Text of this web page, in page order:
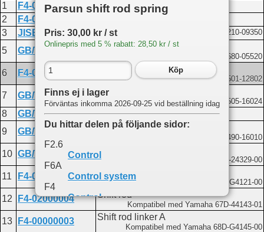
1
F4-00000007
Shift handle
2
F4-02010000
3
JISB2401-P9 O-RING Kompatibel med Yamaha 93210-09350
5 GB/T820-M5X20 Screw M5x20
Kompatibel med Yamaha 98680-05520
6 F4-02000003 Shift rod spring
Kompatibel med Yamaha 90501-12802
7 GB/T308-8 Steel ball 8
Kompatibel med Yamaha 93505-16024
8 GB/T5783-M5X25 Bolt M5x25
9
GB/T91-1.6X12 Cotter pin 1.6x12
Kompatibel med Yamaha 91490-16010
10 GB/T97.1-5 Washer 5
Kompatibel med Yamaha 6Y1-24329-00
11 F4-02000006 Shift rod lever
Kompatibel med Yamaha 68D-G4121-00
12 F4-02000004 Shift rod
Kompatibel med Yamaha 67D-44143-01
13 F4-00000003 Shift rod linker A
Kompatibel med Yamaha 68D-G4145-00
Parsun shift rod spring
Pris: 30,00 kr / st
Onlinepris med 5 % rabatt: 28,50 kr / st
Köp
Finns ej i lager
Förväntas inkomma 2026-09-25 vid beställning idag
Du hittar delen på följande sidor:
F2.6
Control
F6A
Control system
F4
Control